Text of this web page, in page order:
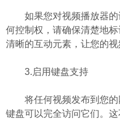
如果您对视频播放器的
何控制权，请确保清楚地
清晰的互动元素，让您的视
3.启用键盘支持
将任何视频发布到您的
键盘可以完全访问它们。